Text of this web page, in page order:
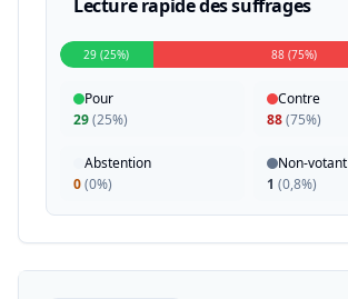
Lecture rapide des suffrages
29 (25%) 88 (75%)
Pour
29(25%)
Contre
88(75%)
Abstention
0(0%)
Non-votant
1 (0,8%)